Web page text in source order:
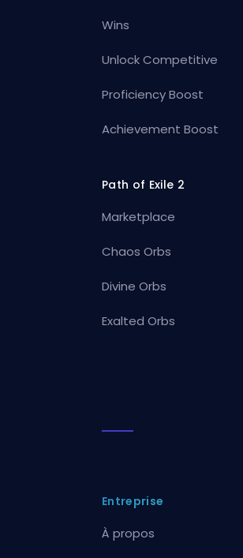
Wins
Unlock Competitive
Proficiency Boost
Achievement Boost
Path of Exile 2
Marketplace
Chaos Orbs
Divine Orbs
Exalted Orbs
Entreprise
À propos